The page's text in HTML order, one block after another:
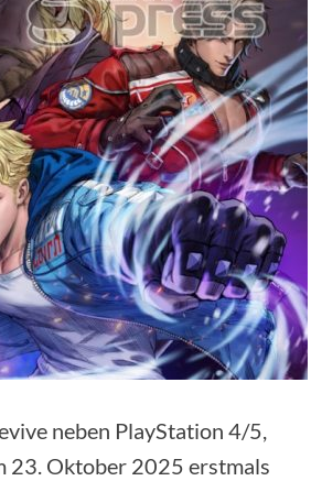
neben PlayStation 4/5,
23. Oktober 2025 erstmals